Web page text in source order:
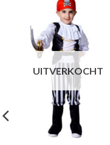
UITVERKOCHT